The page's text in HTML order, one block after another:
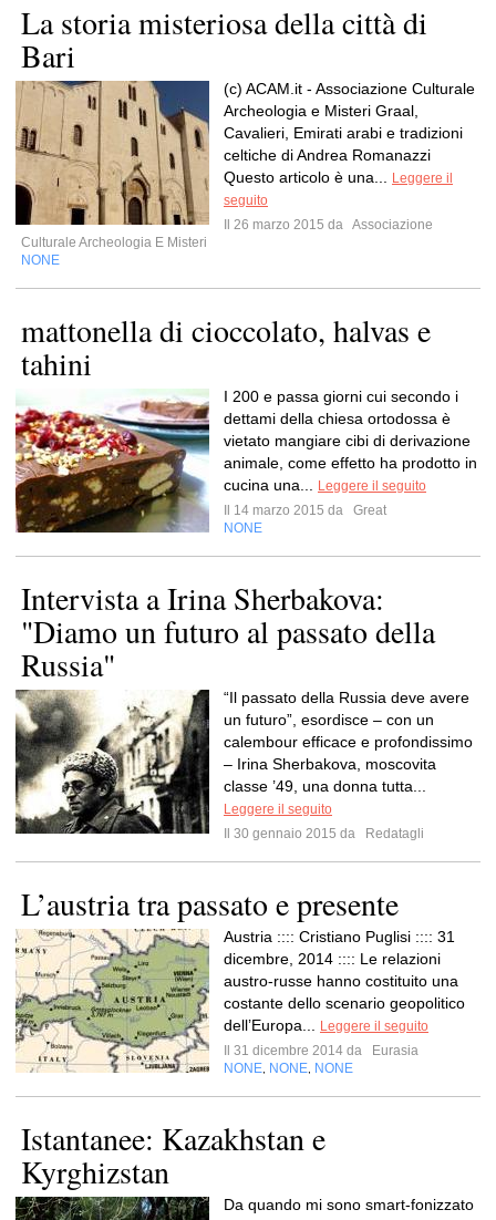
La storia misteriosa della città di
Bari
(c) ACAM.it - Associazione Culturale
Archeologia e Misteri Graal,
Cavalieri, Emirati arabi e tradizioni
celtiche di Andrea Romanazzi
Questo articolo è una...
Leggere il
seguito
Il 26 marzo 2015 da Associazione
Culturale Archeologia E Misteri
NONE
mattonella di cioccolato, halvas e
tahini
I 200 e passa giorni cui secondo i
dettami della chiesa ortodossa è
vietato mangiare cibi di derivazione
animale, come effetto ha prodotto in
cucina una...
Leggere il seguito
Il 14 marzo 2015 da
Great
NONE
Intervista a Irina Sherbakova:
"Diamo un futuro al passato della
Russia"
“Il passato della Russia deve avere
un futuro”, esordisce – con un
calembour efficace e profondissimo
– Irina Sherbakova, moscovita
classe ’49, una donna tutta...
Leggere il seguito
Il 30 gennaio 2015 da
Redatagli
L’austria tra passato e presente
Austria :::: Cristiano Puglisi :::: 31
dicembre, 2014 :::: Le relazioni
austro-russe hanno costituito una
costante dello scenario geopolitico
dell’Europa...
Leggere il seguito
Il 31 dicembre 2014 da
Eurasia
NONE NONE NONE
Istantanee: Kazakhstan e
Kyrghizstan
Da quando mi sono smart-fonizzato